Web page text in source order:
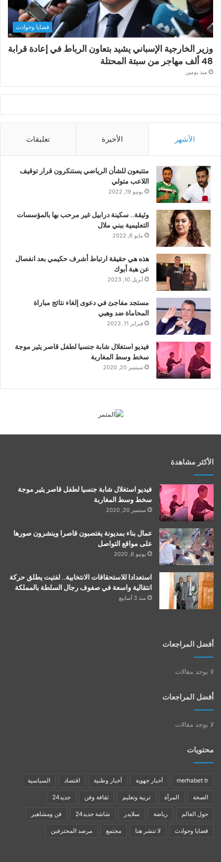
قضايا وحوادث
وزير الخارجية الإسباني يشيد بتعاون الرباط في إعادة قرابة
48 ألف مهاجر من سبتة المحتلة
منذ يومين
الأشهر الأخيرة تعليقات
متتبعون للشأن الرياضي يستنكرون قرار توقيف
اللاعب متولي
يونيو 19, 2022
وثيقة.. سكينة درابيل غير مرحب بها بالمؤسسات
التعليمية ببني ملال
مايو 6, 2022
هذه هي حقيقة ارتباط أشرف حكيمي بعد انفصال
عن هبة أبوك
أبريل 10, 2023
مستجد مفاجئ في دعوى إلغاء نتائج مباراة
المحاماة ضد وهبي
فبراير 11, 2023
فيديو استغلال شابة جنسيا لطفل قاصر يثير موجة
سخط وسط المغاربة
سبتمبر 20, 2020
الأكثر مشاهدة
فيديو استغلال شابة جنسيا لطفل قاصر يثير موجة
سخط وسط المغاربة
سبتمبر 20, 2020
عمال بناء بمديونة يغتصبون قاصرا وينشرون صورها
على مواقع التواصل
يونيو 6, 2020
استعدادا للاستحقاقات الانتخابية.. لفتيت يطلق حركة
انتقالية واسعة في صفوف رجال السلطة بالمملكة
منذ 3 أسابيع
أفضل المراجعات
لا يوجد مقالات
أفضل المراجعات
لا يوجد مقالات
محتويات
merhabet tr أخبار جهوية أخبار وطنية اقتصاد السياسية
الصحة المرأة تربية وتعليم ثقافة وفن جديد24
حول العالم رياضة سلايدر شاشة جديد24 فن ومشاهير
قضايا وحوادث لا تنشر هنا مجتمع مرصد المحترفين